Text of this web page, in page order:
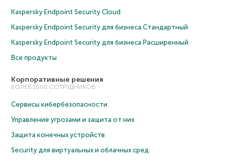
Kaspersky Endpoint Security Cloud
Kaspersky Endpoint Security для бизнеса Cтандартный
Kaspersky Endpoint Security для бизнеса Расширенный
Все продукты
Корпоративные решения
БОЛЕЕ 1000 СОТРУДНИКОВ
Сервисы кибербезопасности
Управление угрозами и защита от них
Защита конечных устройств
Security для виртуальных и облачных сред